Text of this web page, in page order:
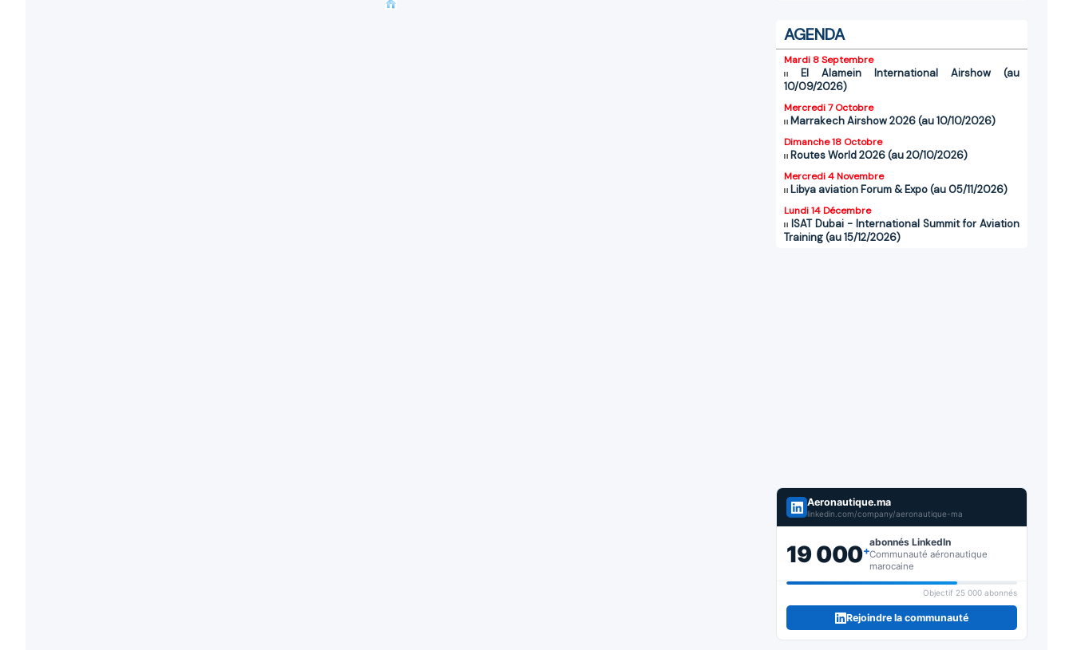
AGENDA
Mardi 8 Septembre
El Alamein International Airshow (au
10/09/2026)
Mercredi 7 Octobre
Marrakech Airshow 2026 (au 10/10/2026)
Dimanche 18 Octobre
Routes World 2026 (au 20/10/2026)
Mercredi 4 Novembre
Libya aviation Forum & Expo (au 05/11/2026)
Lundi 14 Décembre
ISAT Dubai - International Summit for Aviation
Training (au 15/12/2026)
Aeronautique.ma
linkedin.com/company/aeronautique-ma
19 000+
abonnés LinkedIn
Communauté aéronautique
marocaine
Objectif 25 000 abonnés
Rejoindre la communauté